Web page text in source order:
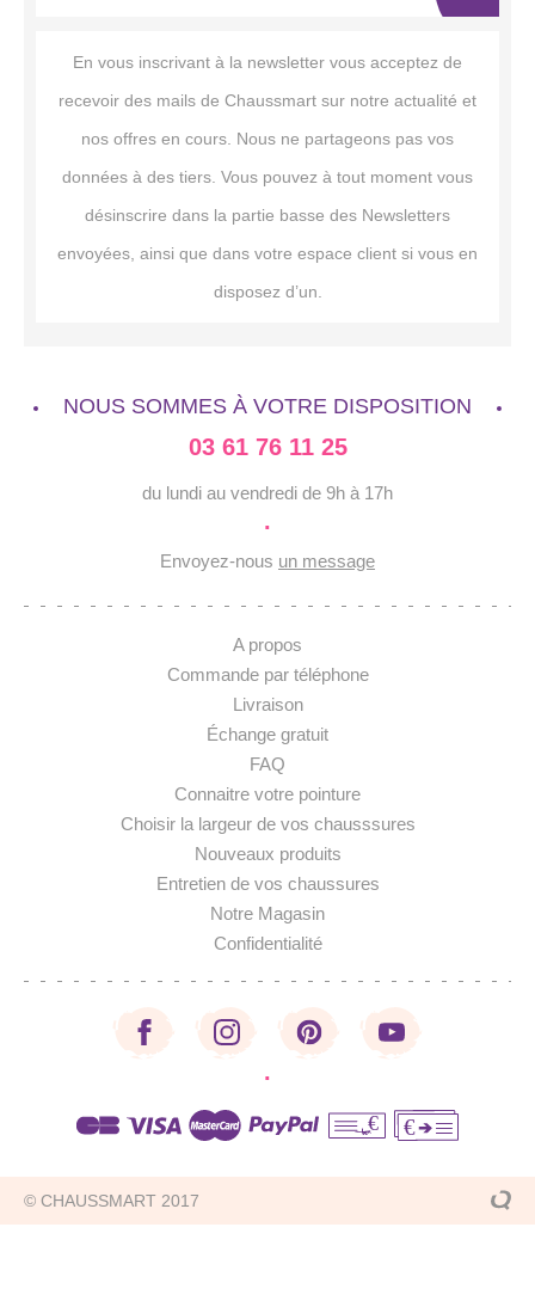
En vous inscrivant à la newsletter vous acceptez de
recevoir des mails de Chaussmart sur notre actualité et
nos offres en cours. Nous ne partageons pas vos
données à des tiers. Vous pouvez à tout moment vous
désinscrire dans la partie basse des Newsletters
envoyées, ainsi que dans votre espace client si vous en
disposez d’un.
NOUS SOMMES À VOTRE DISPOSITION
03 61 76 11 25
du lundi au vendredi de 9h à 17h
·
Envoyez-nous un message
A propos
Commande par téléphone
Livraison
Échange gratuit
FAQ
Connaitre votre pointure
Choisir la largeur de vos chausssures
Nouveaux produits
Entretien de vos chaussures
Notre Magasin
Confidentialité
·
€ €
© CHAUSSMART 2017